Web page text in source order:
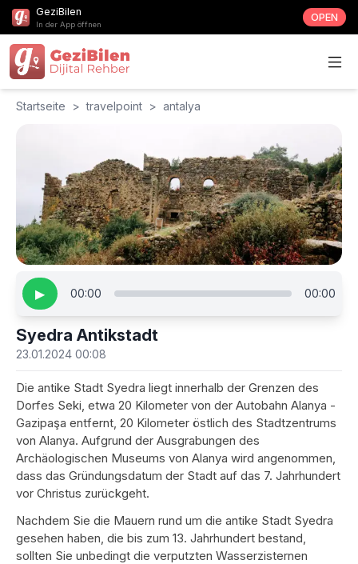
GeziBilen
In der App öffnen
OPEN
Startseite > travelpoint > antalya
▶ 00:00 00:00
Syedra Antikstadt
23.01.2024 00:08
Die antike Stadt Syedra liegt innerhalb der Grenzen des
Dorfes Seki, etwa 20 Kilometer von der Autobahn Alanya -
Gazipaşa entfernt, 20 Kilometer östlich des Stadtzentrums
von Alanya. Aufgrund der Ausgrabungen des
Archäologischen Museums von Alanya wird angenommen,
dass das Gründungsdatum der Stadt auf das 7. Jahrhundert
vor Christus zurückgeht.
Nachdem Sie die Mauern rund um die antike Stadt Syedra
gesehen haben, die bis zum 13. Jahrhundert bestand,
sollten Sie unbedingt die verputzten Wasserzisternen